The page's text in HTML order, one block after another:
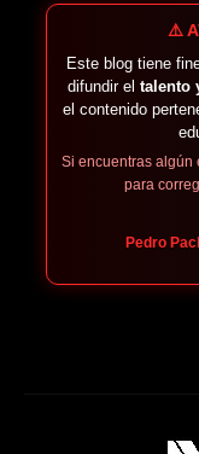
⚠️
Este blog tiene
difundir el talento
el contenido
Si encuentras algún
para
Pedro